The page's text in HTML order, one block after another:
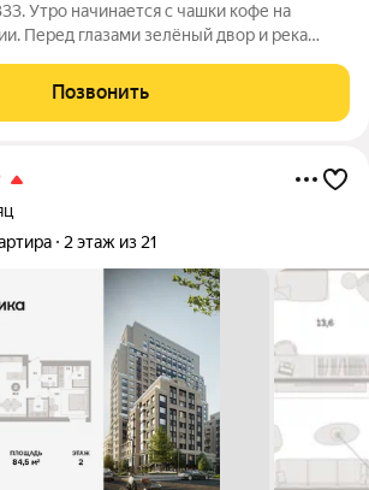
Утро начинается с чашки кофе на
зелёный двор и река
ДОМ СДАН. КЛЮЧИ НА РУКАХ.
с независимым
Позвонить
2 этаж из 21